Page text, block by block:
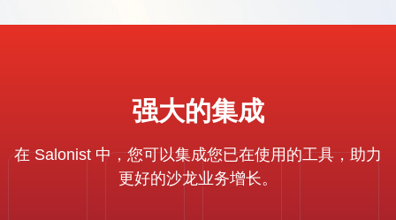
强大的集成
在 Salonist 中，您可以集成您已在使用的工具，助力
更好的沙龙业务增长。